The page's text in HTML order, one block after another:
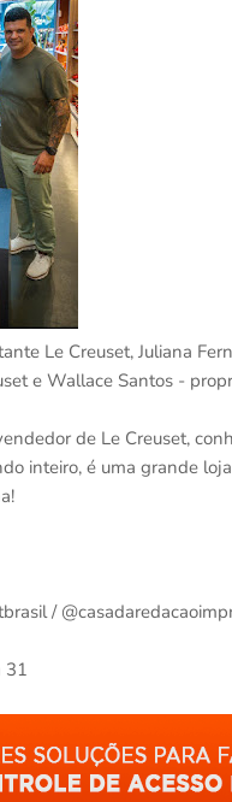
Le Creuset, Juliana
e Wallace Santos -
de Le Creuset,
inteiro, é uma grande
/
31